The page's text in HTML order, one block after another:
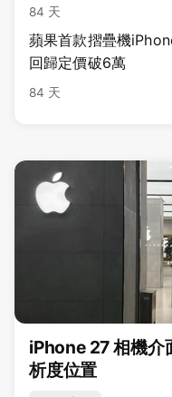
84 天
蘋果首款摺疊機
回歸定價破6萬
84 天
iPhone 27 相機介
析度位置